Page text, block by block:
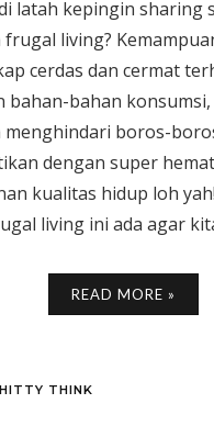
latah kepingin sharing
frugal living?
cerdas dan cermat
bahan-bahan
boros-
dengan super
kualitas hidup loh
living ini ada agar
READ MORE »
THINK